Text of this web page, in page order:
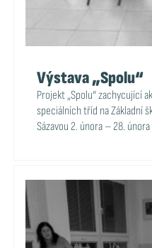
Výstava „Spolu“
Projekt „Spolu“ zachycující
speciálních tříd na Základní
Sázavou 2. února – 28.